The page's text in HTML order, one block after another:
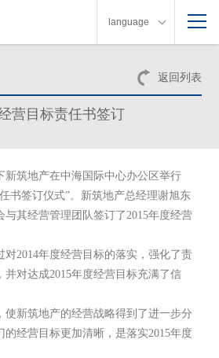
language
返回列表
营目标责任书签订
新筑地产在中海国际中心办公区举行
书签订仪式”。新筑地产总经理谢旭东
与其经营管理团队签订了2015年度经营
对2014年度经营目标的落实，强化了责
并对达成2015年度经营目标充满了信
使新筑地产的经营战略得到了进一步分
的经营目标更加清晰，是落实2015年度